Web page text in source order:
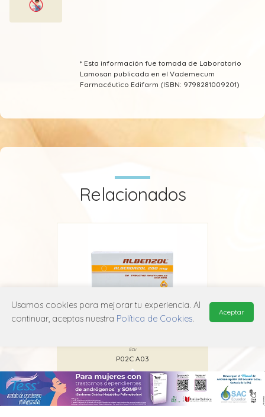
* Esta información fue tomada de Laboratorio
Lamosan publicada en el Vademecum
Farmacéutico Edifarm (ISBN: 9798281009201)
Relacionados
Ecu
P02C A03
Usamos cookies para mejorar tu experiencia. Al
continuar, aceptas nuestra Política de Cookies.
Aceptar